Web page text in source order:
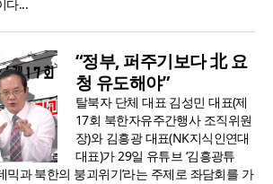
다...
“정부, 퍼주기보다 北 요
청 유도해야”
탈북자 단체 대표 김성민 대표(제
17회 북한자유주간행사 조직위원
장)와 김흥광 대표(NK지식인연대
대표)가 29일 유튜브 ‘김흥광튜
믹과 북한의 붕괴위기’라는 주제로 좌담회를 가